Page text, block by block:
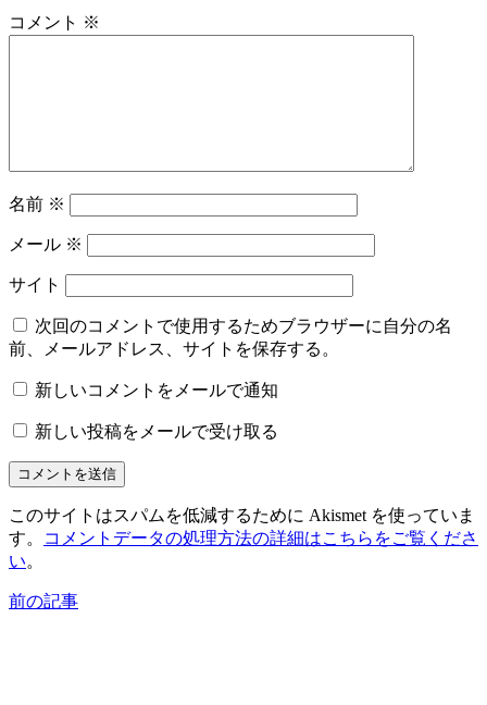
コメント ※
名前 ※
メール ※
サイト
次回のコメントで使用するためブラウザーに自分の名
前、メールアドレス、サイトを保存する。
新しいコメントをメールで通知
新しい投稿をメールで受け取る
このサイトはスパムを低減するために Akismet を使っていま
す。
コメントデータの処理方法の詳細はこちらをご覧くださ
い。
前の記事